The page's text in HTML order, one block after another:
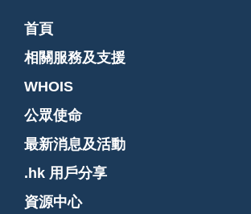
首頁
相關服務及支援
WHOIS
公眾使命
最新消息及活動
.hk 用戶分享
資源中心